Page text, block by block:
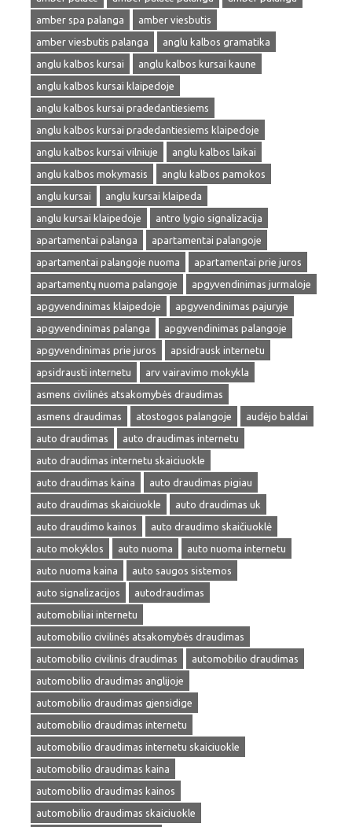
amber spa palanga
amber viesbutis
amber viesbutis palanga
anglu kalbos gramatika
anglu kalbos kursai
anglu kalbos kursai kaune
anglu kalbos kursai klaipedoje
anglu kalbos kursai pradedantiesiems
anglu kalbos kursai pradedantiesiems klaipedoje
anglu kalbos kursai vilniuje
anglu kalbos laikai
anglu kalbos mokymasis
anglu kalbos pamokos
anglu kursai
anglu kursai klaipeda
anglu kursai klaipedoje
antro lygio signalizacija
apartamentai palanga
apartamentai palangoje
apartamentai palangoje nuoma
apartamentai prie juros
apartamentų nuoma palangoje
apgyvendinimas jurmaloje
apgyvendinimas klaipedoje
apgyvendinimas pajuryje
apgyvendinimas palanga
apgyvendinimas palangoje
apgyvendinimas prie juros
apsidrausk internetu
apsidrausti internetu
arv vairavimo mokykla
asmens civilinės atsakomybės draudimas
asmens draudimas
atostogos palangoje
audėjo baldai
auto draudimas
auto draudimas internetu
auto draudimas internetu skaiciuokle
auto draudimas kaina
auto draudimas pigiau
auto draudimas skaiciuokle
auto draudimas uk
auto draudimo kainos
auto draudimo skaičiuoklė
auto mokyklos
auto nuoma
auto nuoma internetu
auto nuoma kaina
auto saugos sistemos
auto signalizacijos
autodraudimas
automobiliai internetu
automobilio civilinės atsakomybės draudimas
automobilio civilinis draudimas
automobilio draudimas
automobilio draudimas anglijoje
automobilio draudimas gjensidige
automobilio draudimas internetu
automobilio draudimas internetu skaiciuokle
automobilio draudimas kaina
automobilio draudimas kainos
automobilio draudimas skaiciuokle